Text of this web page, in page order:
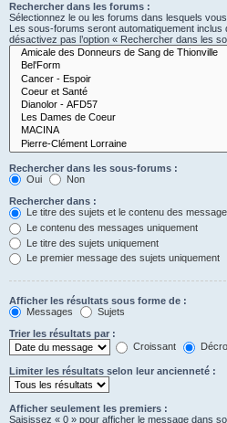
Rechercher dans les forums :
Sélectionnez le ou les forums dans lesquels
Les sous-forums seront automatiquement
désactivez pas l’option « Rechercher dans les
Rechercher dans les sous-forums :
Oui
Non
Rechercher dans :
Le titre des sujets et le contenu des
Le contenu des messages uniquement
Le titre des sujets uniquement
Le premier message des sujets uniquement
Afficher les résultats sous forme de :
Messages
Sujets
Trier les résultats par :
Croissant
Limiter les résultats selon leur ancienneté :
Afficher seulement les premiers :
Saisissez « 0 » pour afficher le message dans